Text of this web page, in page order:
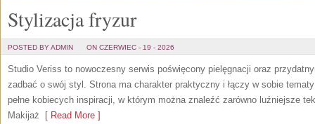
Stylizacja fryzur
POSTED BY ADMIN ON CZERWIEC - 19 - 2026
Studio Veriss to nowoczesny serwis poświęcony pielęgnacji oraz
zadbać o swój styl. Strona ma charakter praktyczny i łączy w sobie
pełne kobiecych inspiracji, w którym można znaleźć zarówno luźniejsze
Makijaż [ Read More ]